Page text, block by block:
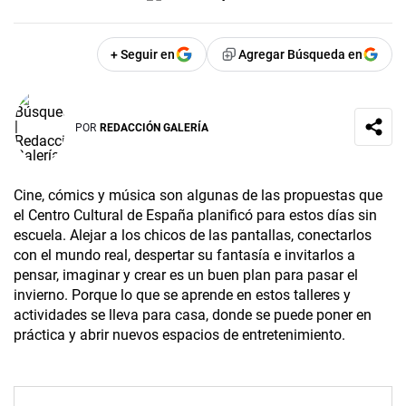
+ Seguir en Agregar Búsqueda en
POR REDACCIÓN GALERÍA
Cine, cómics y música son algunas de las propuestas que
el Centro Cultural de España planificó para estos días sin
escuela. Alejar a los chicos de las pantallas, conectarlos
con el mundo real, despertar su fantasía e invitarlos a
pensar, imaginar y crear es un buen plan para pasar el
invierno. Porque lo que se aprende en estos talleres y
actividades se lleva para casa, donde se puede poner en
práctica y abrir nuevos espacios de entretenimiento.